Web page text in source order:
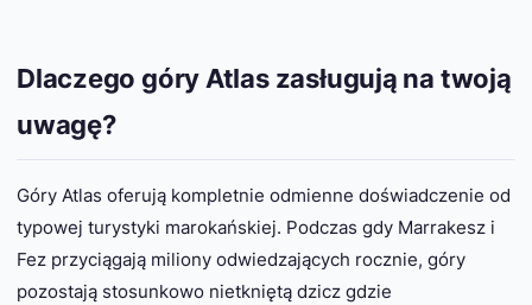
Dlaczego góry Atlas zasługują na twoją
uwagę?
Góry Atlas oferują kompletnie odmienne doświadczenie od
typowej turystyki marokańskiej. Podczas gdy Marrakesz i
Fez przyciągają miliony odwiedzających rocznie, góry
pozostają stosunkowo nietkniętą dzicz gdzie